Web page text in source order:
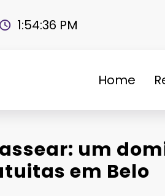
1:54:37 PM
Home
um
em Belo